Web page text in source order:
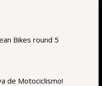
Bikes round 5
de Motociclismo!